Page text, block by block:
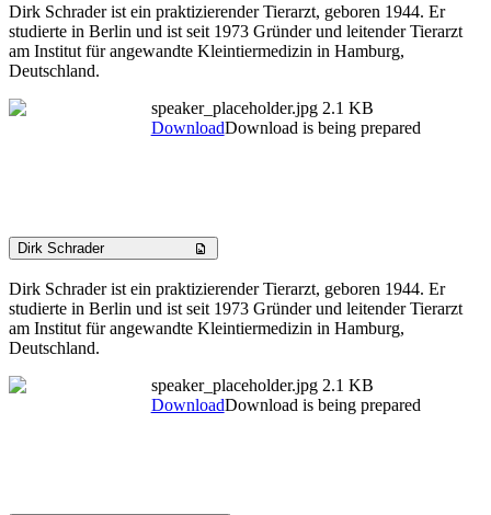
Dirk Schrader ist ein praktizierender Tierarzt, geboren 1944. Er
studierte in Berlin und ist seit 1973 Gründer und leitender Tierarzt
am Institut für angewandte Kleintiermedizin in Hamburg,
Deutschland.
speaker_placeholder.jpg 2.1 KB
DownloadDownload is being prepared
Dirk Schrader
Dirk Schrader ist ein praktizierender Tierarzt, geboren 1944. Er
studierte in Berlin und ist seit 1973 Gründer und leitender Tierarzt
am Institut für angewandte Kleintiermedizin in Hamburg,
Deutschland.
speaker_placeholder.jpg 2.1 KB
DownloadDownload is being prepared